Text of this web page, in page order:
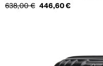
Tavahind
638,00 € Hind
446,60 €